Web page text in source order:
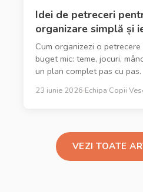
Idei de petreceri
organizare simplă și
Cum organizezi o
buget mic: teme, jocuri,
un plan complet pas cu pas.
23 iunie 2026·Echipa Copii
VEZI TOATE